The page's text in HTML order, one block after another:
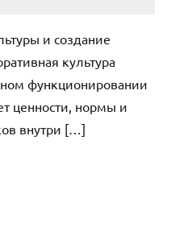
и создание
культура
функционировании
ценности, нормы и
внутри […]